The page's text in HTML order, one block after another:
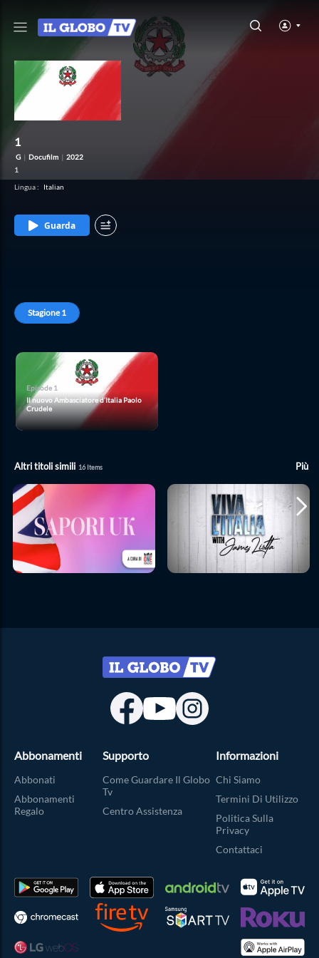
1
G | Docufilm | 2022
1
Lingua: Italian
Guarda
Stagione1
Episode 1
Il nuovo Ambasciatore d’Italia Paolo
Crudele
Altri titoli simili 16 Items Più
Abbonamenti
Abbonati
Abbonamenti
Regalo
Supporto
Come Guardare Il Globo
Tv
Centro Assistenza
Informazioni
Chi Siamo
Termini Di Utilizzo
Politica Sulla
Privacy
Contattaci